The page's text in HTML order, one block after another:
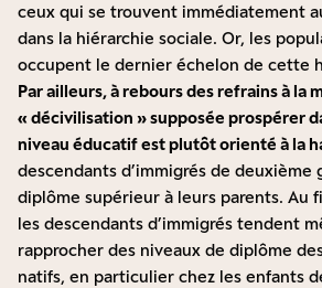
ceux qui se trouvent immédiatement
dans la hiérarchie sociale. Or, les
occupent le dernier échelon de cette
Par ailleurs, à rebours des refrains à la
« décivilisation » supposée prospérer
niveau éducatif est plutôt orienté à la
descendants d’immigrés de
diplôme supérieur à leurs parents. Au
les descendants d’immigrés tendent
rapprocher des niveaux de diplôme
natifs, en particulier chez les enfants